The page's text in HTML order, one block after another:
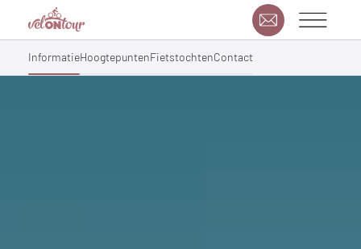
InformatieHoogtepuntenFietstochtenContact